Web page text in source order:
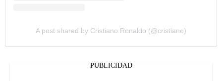
A post shared by Cristiano Ronaldo (@cristiano)
PUBLICIDAD